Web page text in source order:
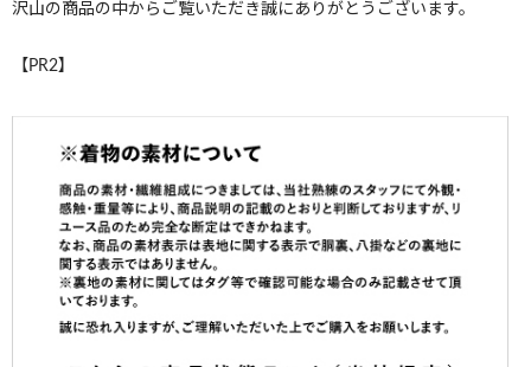
沢山の商品の中からご覧いただき誠にありがとうございます。
【PR2】